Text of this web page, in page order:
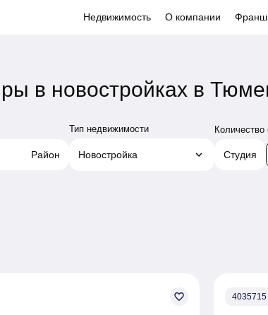
Недвижимость О компании
в новостройках в
Район
Тип недвижимости
Новостройка keyboard_arrow_down
Количество
Студия
favorite_border 4035715